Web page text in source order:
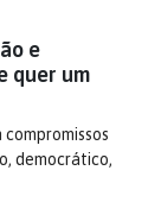
e
quer um
democrático,